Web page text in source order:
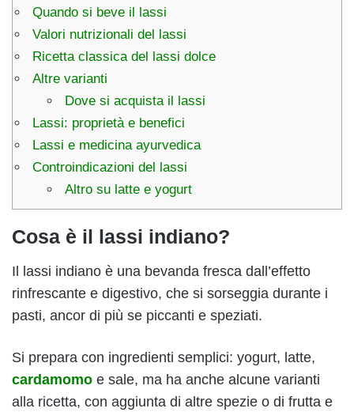
Quando si beve il lassi
Valori nutrizionali del lassi
Ricetta classica del lassi dolce
Altre varianti
Dove si acquista il lassi
Lassi: proprietà e benefici
Lassi e medicina ayurvedica
Controindicazioni del lassi
Altro su latte e yogurt
Cosa è il lassi indiano?
Il lassi indiano è una bevanda fresca dall’effetto
rinfrescante e digestivo, che si sorseggia durante i
pasti, ancor di più se piccanti e speziati.
Si prepara con ingredienti semplici: yogurt, latte,
cardamomo e sale, ma ha anche alcune varianti
alla ricetta, con aggiunta di altre spezie o di frutta e